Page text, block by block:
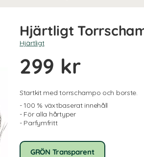
Hjärtligt
Hjärtligt
299 kr
Startkit med torrschampo och borste.
- 100 % växtbaserat innehåll
- För alla hårtyper
- Parfymfritt
GRÖN Transparent